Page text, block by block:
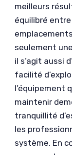
meilleurs
équilibré
seulement
il s’agit aussi
facilité
l’équipement
maintenir
tranquillité
les
système. En